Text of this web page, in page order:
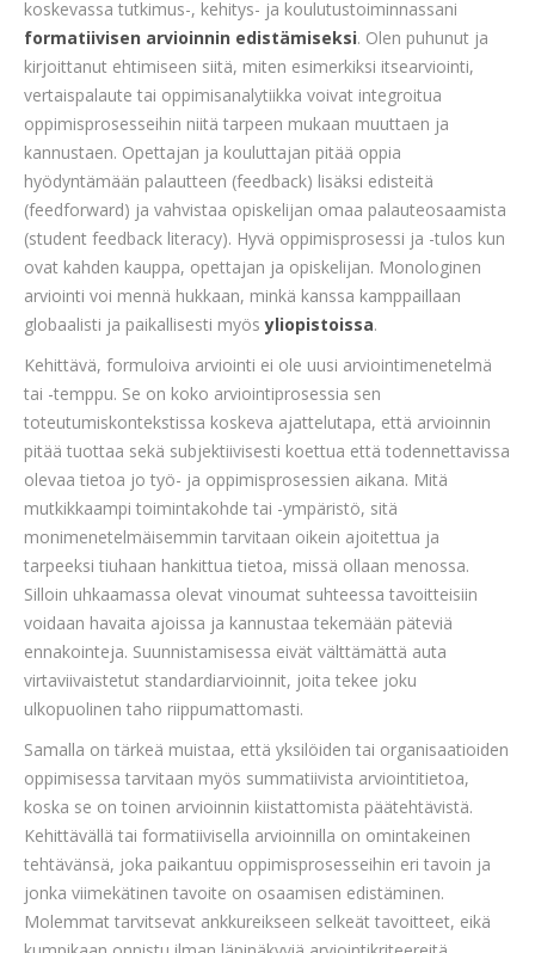
koskevassa tutkimus-, kehitys- ja koulutustoiminnassani
formatiivisen arvioinnin edistämiseksi. Olen puhunut ja
kirjoittanut ehtimiseen siitä, miten esimerkiksi itsearviointi,
vertaispalaute tai oppimisanalytiikka voivat integroitua
oppimisprosesseihin niitä tarpeen mukaan muuttaen ja
kannustaen. Opettajan ja kouluttajan pitää oppia
hyödyntämään palautteen (feedback) lisäksi edisteitä
(feedforward) ja vahvistaa opiskelijan omaa palauteosaamista
(student feedback literacy). Hyvä oppimisprosessi ja -tulos kun
ovat kahden kauppa, opettajan ja opiskelijan. Monologinen
arviointi voi mennä hukkaan, minkä kanssa kamppaillaan
globaalisti ja paikallisesti myösyliopistoissa.
Kehittävä, formuloiva arviointi ei ole uusi arviointimenetelmä
tai -temppu. Se on koko arviointiprosessia sen
toteutumiskontekstissa koskeva ajattelutapa, että arvioinnin
pitää tuottaa sekä subjektiivisesti koettua että todennettavissa
olevaa tietoa jo työ- ja oppimisprosessien aikana. Mitä
mutkikkaampi toimintakohde tai -ympäristö, sitä
monimenetelmäisemmin tarvitaan oikein ajoitettua ja
tarpeeksi tiuhaan hankittua tietoa, missä ollaan menossa.
Silloin uhkaamassa olevat vinoumat suhteessa tavoitteisiin
voidaan havaita ajoissa ja kannustaa tekemään päteviä
ennakointeja. Suunnistamisessa eivät välttämättä auta
virtaviivaistetut standardiarvioinnit, joita tekee joku
ulkopuolinen taho riippumattomasti.
Samalla on tärkeä muistaa, että yksilöiden tai organisaatioiden
oppimisessa tarvitaan myös summatiivista arviointitietoa,
koska se on toinen arvioinnin kiistattomista päätehtävistä.
Kehittävällä tai formatiivisella arvioinnilla on omintakeinen
tehtävänsä, joka paikantuu oppimisprosesseihin eri tavoin ja
jonka viimekätinen tavoite on osaamisen edistäminen.
Molemmat tarvitsevat ankkureikseen selkeät tavoitteet, eikä